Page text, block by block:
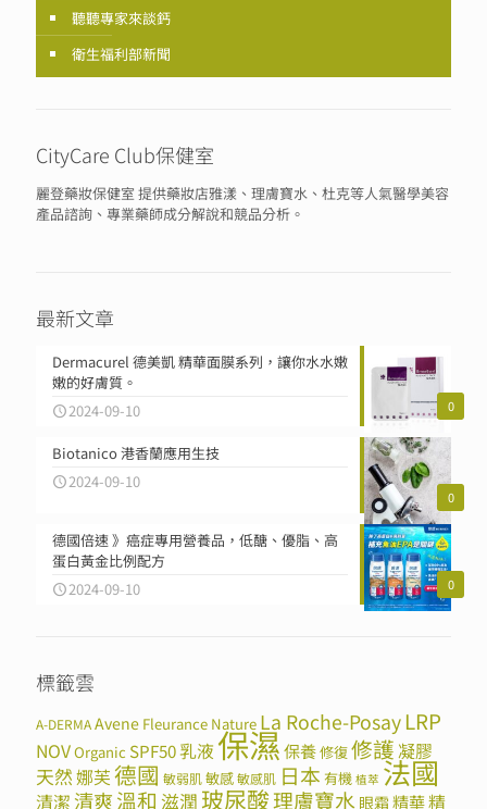
聽聽專家來談鈣
衛生福利部新聞
CityCare Club保健室
麗登藥妝保健室 提供藥妝店雅漾、理膚寶水、杜克等人氣醫學美容
產品諮詢、專業藥師成分解說和競品分析。
最新文章
0
Dermacurel 德美凱 精華面膜系列，讓你水水嫩
嫩的好膚質。
2024-09-10
0
Biotanico 港香蘭應用生技
2024-09-10
0
德國倍速 》癌症專用營養品，低醣、優脂、高
蛋白黃金比例配方
2024-09-10
標籤雲
A-DERMAAvene Fleurance Nature La Roche-PosayLRP
NOVOrganic SPF50乳液保濕保養修復修護凝膠
天然娜芙德國 敏弱肌敏感敏感肌 日本 有機 植萃 法國
清潔清爽溫和 滋潤 玻尿酸理膚寶水 眼霜精華精